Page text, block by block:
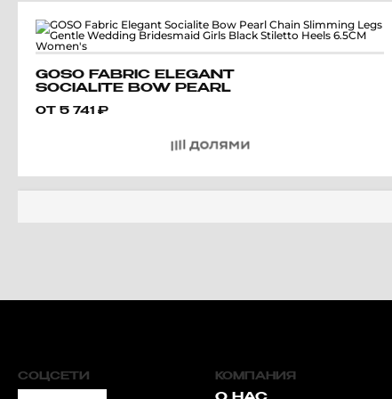
GOSO FABRIC ELEGANT
SOCIALITE BOW PEARL
GENTLE WEDDING
STILETTO HEELS 6.5CM
ОТ 5 741 ₽
СОЦСЕТИ КОМПАНИЯ